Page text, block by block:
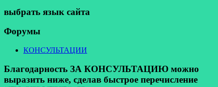
выбрать язык сайта
Форумы
КОНСУЛЬТАЦИИ
Благодарность ЗА КОНСУЛЬТАЦИЮ можно
выразить ниже, сделав быстрое перечисление